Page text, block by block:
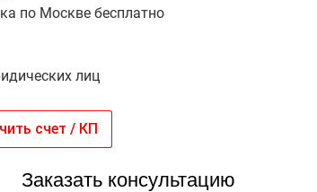
по Москве бесплатно
лиц
счет / КП
Заказать консультацию